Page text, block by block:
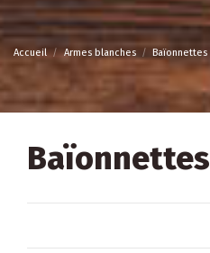
Accueil Armes blanches Baïonnettes
Baïonnettes